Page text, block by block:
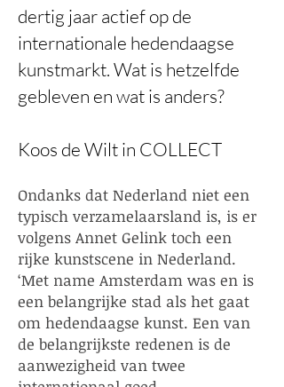
dertig jaar actief op de
internationale hedendaagse
kunstmarkt. Wat is hetzelfde
gebleven en wat is anders?
Koos de Wilt in COLLECT
Ondanks dat Nederland niet een
typisch verzamelaarsland is, is er
volgens Annet Gelink toch een
rijke kunstscene in Nederland.
‘Met name Amsterdam was en is
een belangrijke stad als het gaat
om hedendaagse kunst. Een van
de belangrijkste redenen is de
aanwezigheid van twee